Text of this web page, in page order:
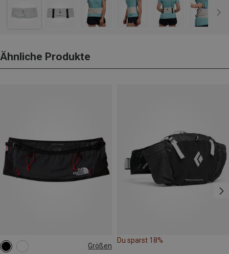
Ähnliche Produkte
Größen
S M
Du sparst 18%